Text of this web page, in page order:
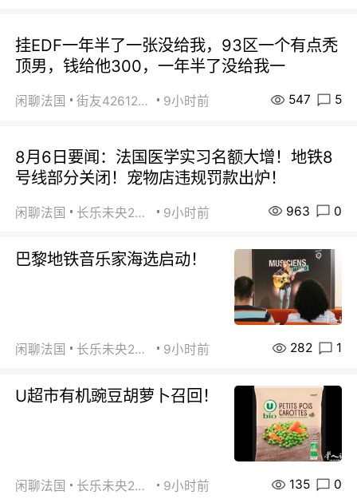
挂EDF一年半了一张没给我，93区一个有点秃
顶男，钱给他300，一年半了没给我一
闲聊法国 街友42612092 9小时前 547 5
8月6日要闻：法国医学实习名额大增！地铁8
号线部分关闭！宠物店违规罚款出炉！
闲聊法国 长乐未央2015 9小时前 963 0
巴黎地铁音乐家海选启动！
闲聊法国 长乐未央2015 9小时前 282 1
U超市有机豌豆胡萝卜召回！
闲聊法国 长乐未央2015 9小时前 135 0